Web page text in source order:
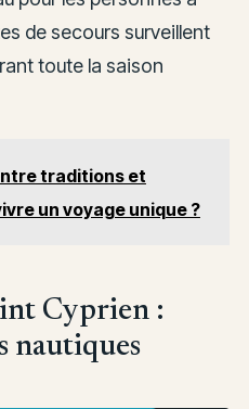
de secours surveillent
toute la saison
traditions et
un voyage unique ?
Cyprien :
nautiques